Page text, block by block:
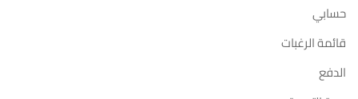
حسابي
قائمة الرغبات
الدفع